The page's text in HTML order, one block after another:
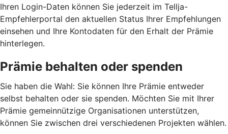
Ihren Login-Daten können Sie jederzeit im Tellja-
Empfehlerportal den aktuellen Status Ihrer Empfehlungen
einsehen und Ihre Kontodaten für den Erhalt der Prämie
hinterlegen.
Prämie behalten oder spenden
Sie haben die Wahl: Sie können Ihre Prämie entweder
selbst behalten oder sie spenden. Möchten Sie mit Ihrer
Prämie gemeinnützige Organisationen unterstützen,
können Sie zwischen drei verschiedenen Projekten wählen.